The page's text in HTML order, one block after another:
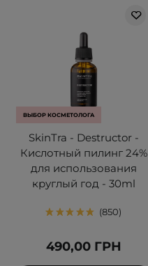
ВЫБОР КОСМЕТОЛОГА
SkinTra - Destructor -
Кислотный пилинг 24%
для использования
круглый год - 30ml
850
490,00 ГРН